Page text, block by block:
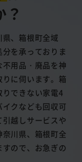
、箱根町全域
を承っておりま
用品・廃品を神
に伺います。箱
できない家電4
クなども回収可
越しサービスや
川県、箱根町全
ので、お急ぎの